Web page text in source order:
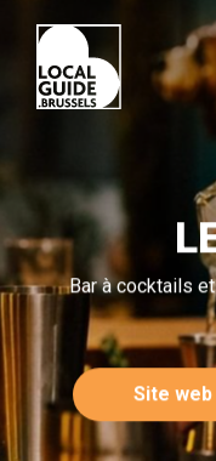
Bar à cocktails
Site web